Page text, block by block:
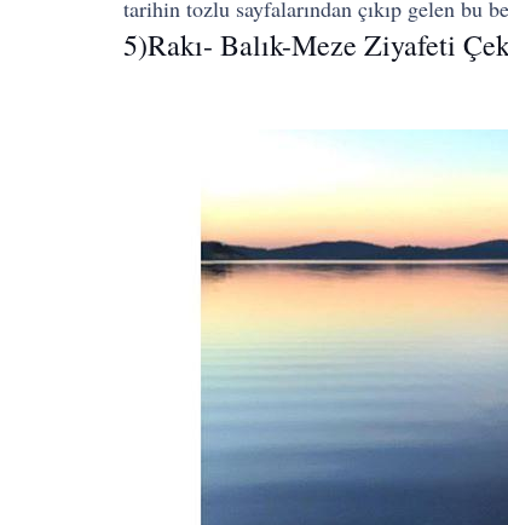
tarihin tozlu sayfalarından çıkıp gelen bu
5)Rakı- Balık-Meze Ziyafeti